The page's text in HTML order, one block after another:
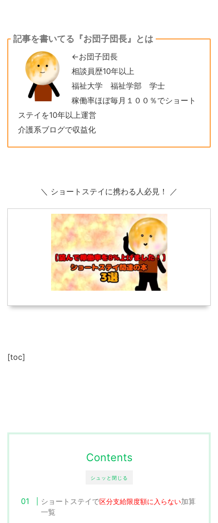
記事を書いてる『お団子団長』とは
←お団子団長
相談員歴10年以上
福祉大学 福祉学部 学士
稼働率ほぼ毎月１００％でショート
ステイを10年以上運営
介護系ブログで収益化
＼ ショートステイに携わる人必見！ ／
[toc]
シュッと閉じる
Contents
ショートステイで区分支給限度額に入らない加算
一覧